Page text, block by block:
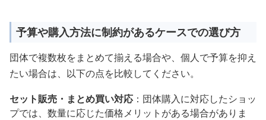
予算や購入方法に制約があるケースでの選び方
団体で複数枚をまとめて揃える場合や、個人で予算を抑え
たい場合は、以下の点を比較してください。
セット販売・まとめ買い対応 ：団体購入に対応したショッ
プでは、数量に応じた価格メリットがある場合がありま